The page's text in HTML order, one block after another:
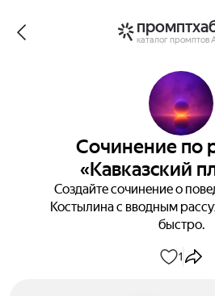
каталог промптов
Сочинение по
«Кавказский
Создайте сочинение о
Костылина с вводным
быстро.
1